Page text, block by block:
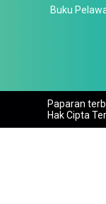
Buku
Paparan
Hak Cipta